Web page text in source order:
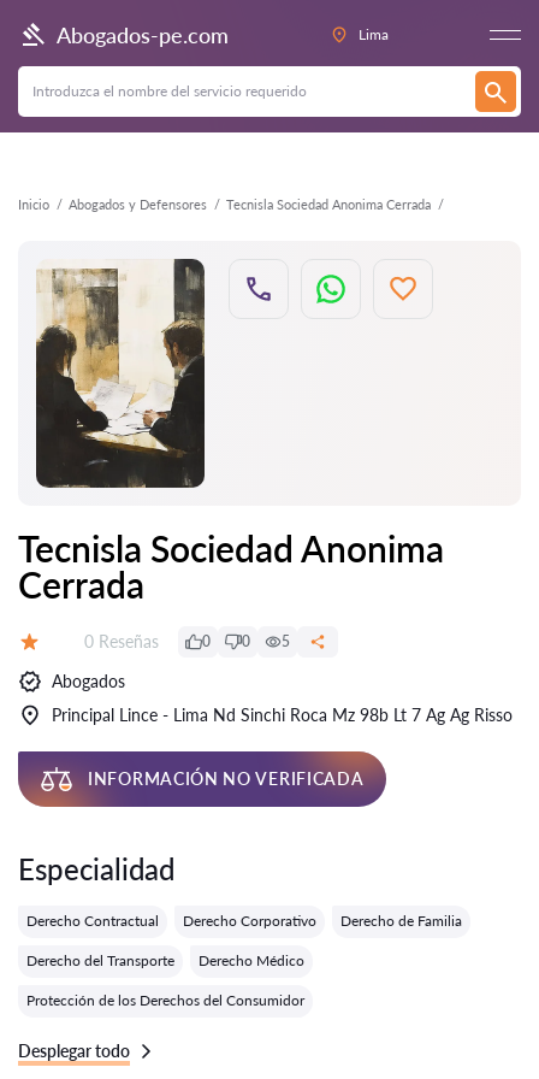
Abogados-pe.com Lima
Inicio Abogados y Defensores Tecnisla Sociedad Anonima Cerrada
Atrás
Tecnisla Sociedad Anonima
Cerrada
Número de reseñas:
0 Reseñas 0 0 5
Abogados
Principal Lince - Lima Nd Sinchi Roca Mz 98b Lt 7 Ag Ag Risso
INFORMACIÓN NO VERIFICADA
Especialidad
Derecho Contractual Derecho Corporativo Derecho de Familia
Derecho del Transporte Derecho Médico
Protección de los Derechos del Consumidor
Desplegar todo